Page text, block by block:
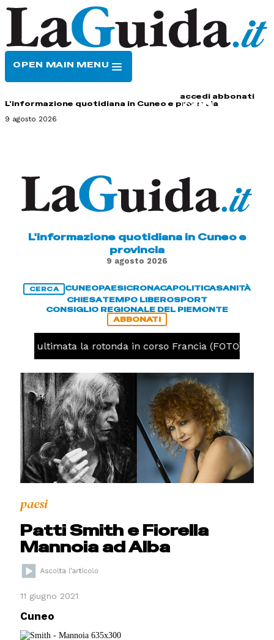
OPEN MAIN MENU
accedi abbonati
L'informazione quotidiana in Cuneo e provincia
9 agosto 2026
L'informazione quotidiana in Cuneo e
provincia
9 agosto 2026
CERCA CUNEOPAESICRONACAPOLITICASANITÀ
CHIESATEMPO LIBEROSPORT
CONSIGLIO REGIONALE DEL PIEMONTE
ABBONATI
ultimata la rotonda in corso Francia (FOTO)
paesi
Patti Smith e Fiorella
Mannoia ad Alba
11 giugno 2021
Cuneo